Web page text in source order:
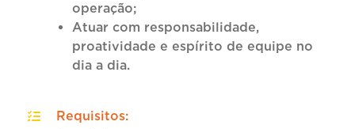
operação;
Atuar com responsabilidade,
proatividade e espírito de equipe no
dia a dia.
Requisitos: